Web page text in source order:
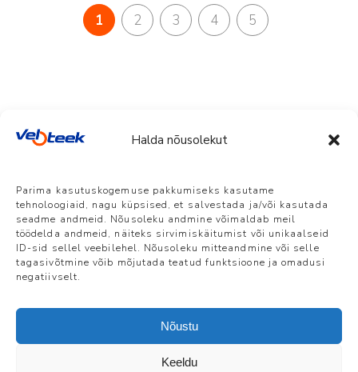
Halda nõusolekut
Parima kasutuskogemuse pakkumiseks kasutame
tehnoloogiaid, nagu küpsised, et salvestada ja/või kasutada
seadme andmeid. Nõusoleku andmine võimaldab meil
töödelda andmeid, näiteks sirvimiskäitumist või unikaalseid
ID-sid sellel veebilehel. Nõusoleku mitteandmine või selle
tagasivõtmine võib mõjutada teatud funktsioone ja omadusi
negatiivselt.
Nõustu
Keeldu
1 2 3 4 5
Suur-Jõekalda 8, Pärnu | E-R 10-18 L 10-
15 P suletud | +372 5386 7861 |
info@veloteek.ee
Veloteek Tallinn, Telliskivi Loomelinnak
Telliskivi 60a/5 | E-R 10-19 L 10-15 P
suletud | +372 5884 0829 |
tallinn@veloteek.ee